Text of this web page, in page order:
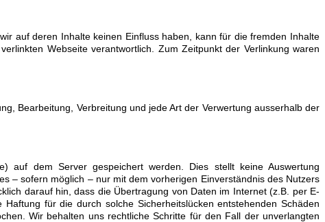
auf deren Inhalte keinen Einfluss haben, kann für die fremden Inhalte
Webseite verantwortlich. Zum Zeitpunkt der Verlinkung waren
Bearbeitung, Verbreitung und jede Art der Verwertung ausserhalb der
auf dem Server gespeichert werden. Dies stellt keine Auswertung
– sofern möglich – nur mit dem vorherigen Einverständnis des Nutzers
darauf hin, dass die Übertragung von Daten im Internet (z.B. per E-
für die durch solche Sicherheitslücken entstehenden Schäden
Wir behalten uns rechtliche Schritte für den Fall der unverlangten